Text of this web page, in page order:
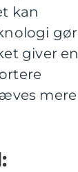
kan
gør
giver en
mere